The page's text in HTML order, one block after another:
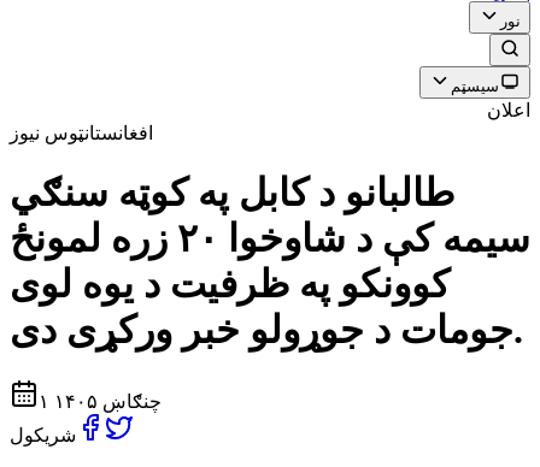
نور
سیسټم
اعلان
افغانستانټوس نیوز
طالبانو د کابل په کوټه سنګي
سیمه کې د شاوخوا ۲۰ زره لمونځ
کوونکو په ظرفیت د یوه لوی
جومات د جوړولو خبر ورکړی دی.
۱ چنګاښ ۱۴۰۵
شریکول